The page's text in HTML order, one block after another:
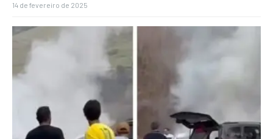
14 de fevereiro de 2025